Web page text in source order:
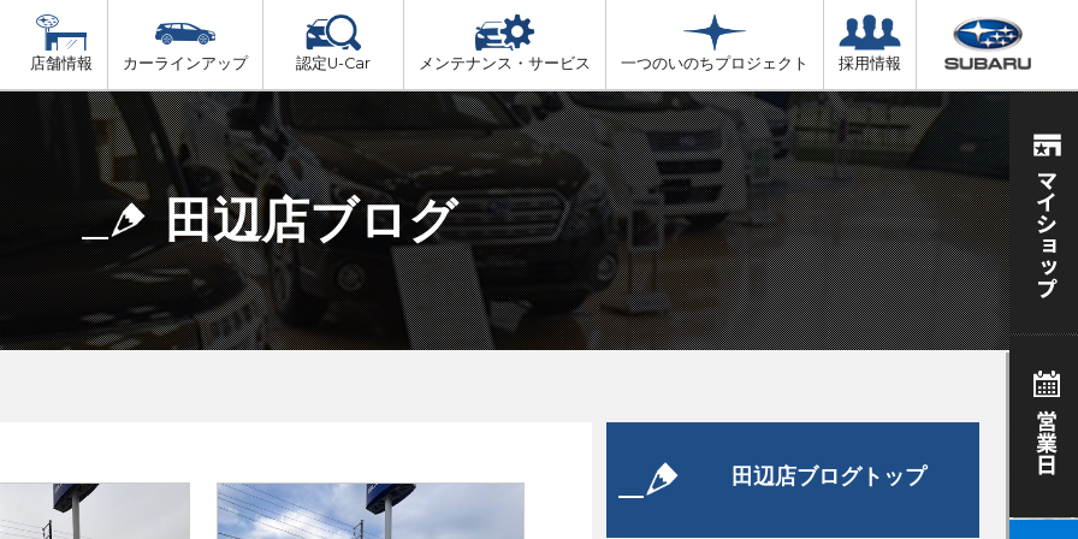
店舗情報
覧 大阪府北部
大阪府市内
大阪府南部
カーラインアップ 認定U-Car メンテナンス・サービス
ス 車検（法定24か月点検）
法定 12ヶ月 点検
6ヶ月ごとの セーフティ チェック
車検 3ヶ月前 無料診断
一つのいのちプロジェクト 採用情報
田辺店ブログ
田辺店ブログトップ